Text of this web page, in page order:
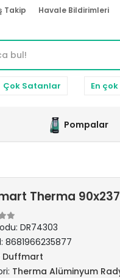
Takip Havale Bildirimleri
Çok Satanlar En
Pompalar
Therma
DR74303
8681966235877
Duffmart
Therma Alüminyum